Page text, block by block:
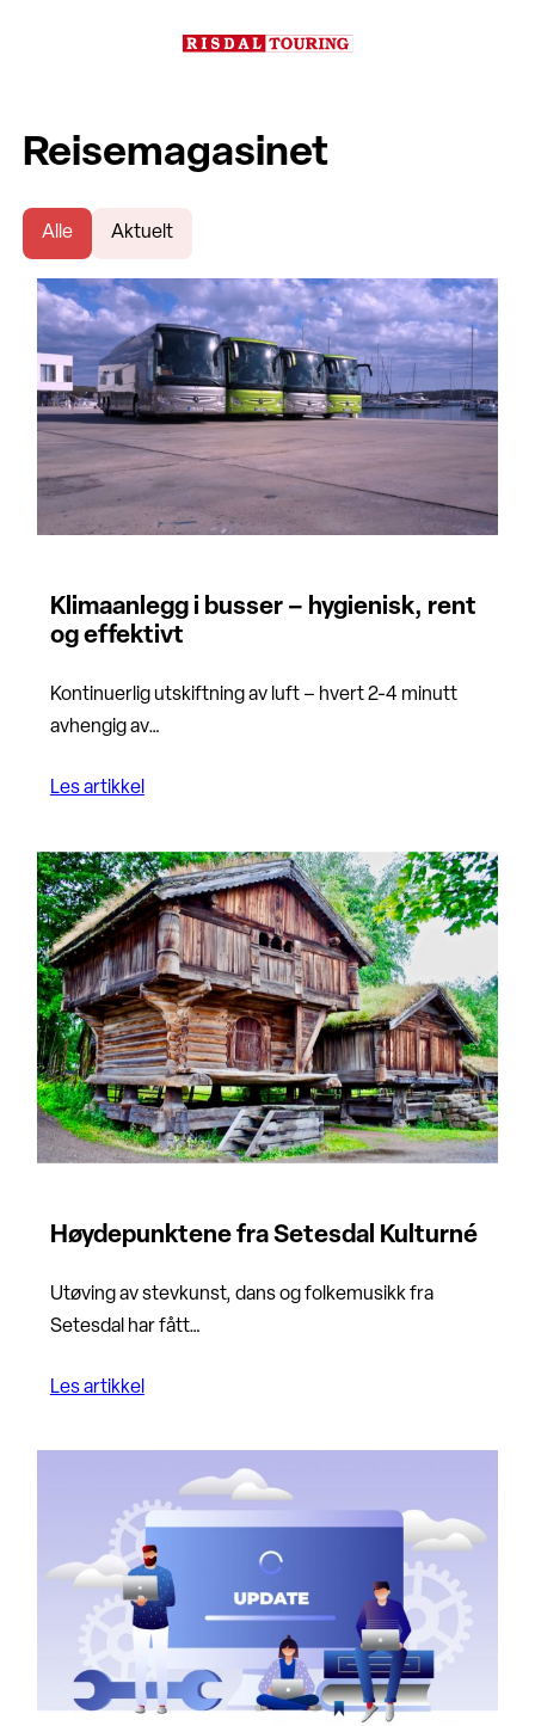
Reisemagasinet
Alle Aktuelt
Klimaanlegg i busser – hygienisk, rent
og effektivt
Kontinuerlig utskiftning av luft – hvert 2-4 minutt
avhengig av…
Les artikkel
Høydepunktene fra Setesdal Kulturné
Utøving av stevkunst, dans og folkemusikk fra
Setesdal har fått…
Les artikkel